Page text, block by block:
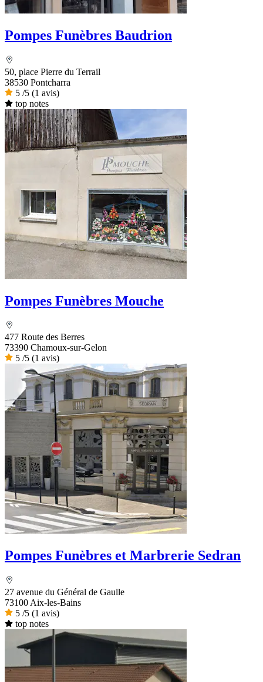
Pompes Funèbres Baudrion
50, place Pierre du Terrail
38530 Pontcharra
5 /5 (1 avis)
top notes
Pompes Funèbres Mouche
477 Route des Berres
73390 Chamoux-sur-Gelon
5 /5 (1 avis)
Pompes Funèbres et Marbrerie Sedran
27 avenue du Général de Gaulle
73100 Aix-les-Bains
5 /5 (1 avis)
top notes